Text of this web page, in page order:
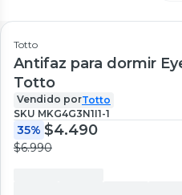
Totto
Antifaz para dormir
Totto
Vendido porTotto
SKU MKG4G3N1I1-1
35% $4.490
$6.990